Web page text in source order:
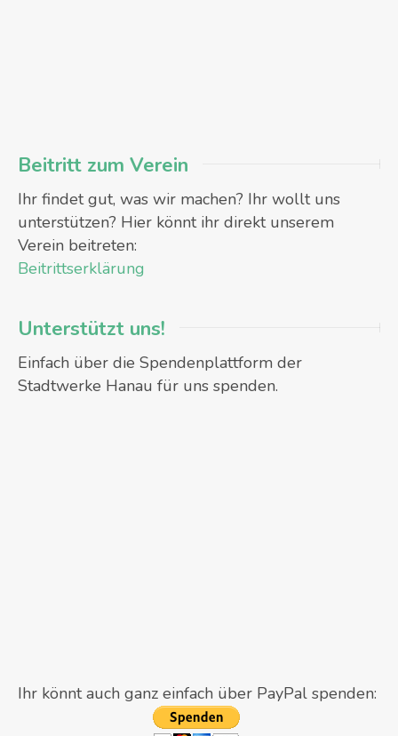
Beitritt zum Verein
Ihr findet gut, was wir machen? Ihr wollt uns
unterstützen? Hier könnt ihr direkt unserem
Verein beitreten:
Beitrittserklärung
Unterstützt uns!
Einfach über die Spendenplattform der
Stadtwerke Hanau für uns spenden.
Ihr könnt auch ganz einfach über PayPal spenden: